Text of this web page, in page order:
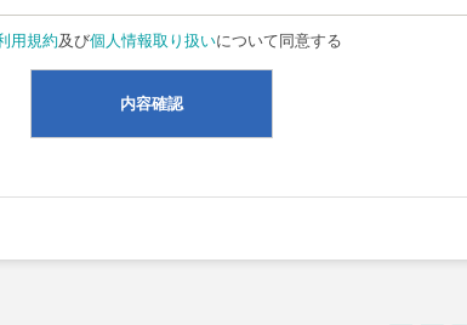
用規約及び個人情報取り扱いについて同意する